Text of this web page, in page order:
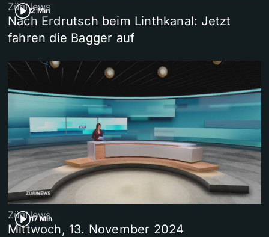
2 Min
ZüriNews
Nach Erdrutsch beim Linthkanal: Jetzt
fahren die Bagger auf
17 Min
ZüriNews
Mittwoch, 13. November 2024